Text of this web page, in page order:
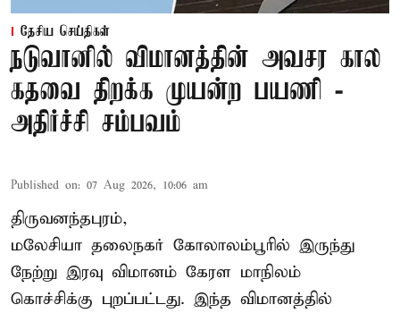
தேசிய செய்திகள்
நடுவானில் விமானத்தின் அவசர கால
கதவை திறக்க முயன்ற பயணி -
அதிர்ச்சி சம்பவம்
Published on: 07 Aug 2026, 10:06 am
திருவனந்தபுரம்,
மலேசியா தலைநகர் கோலாலம்பூரில் இருந்து
நேற்று இரவு விமானம் கேரள மாநிலம்
கொச்சிக்கு புறப்பட்டது. இந்த விமானத்தில்